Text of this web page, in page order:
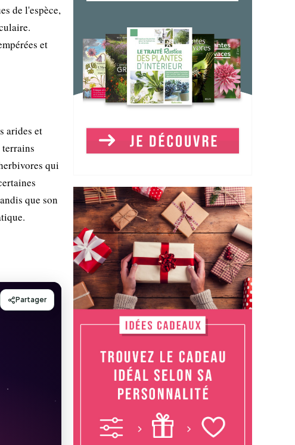
de l'espèce,
et
arides et
qui
que son